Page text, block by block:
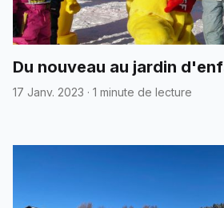
Du nouveau au jardin
17 Janv. 2023 · 1 minute de lecture